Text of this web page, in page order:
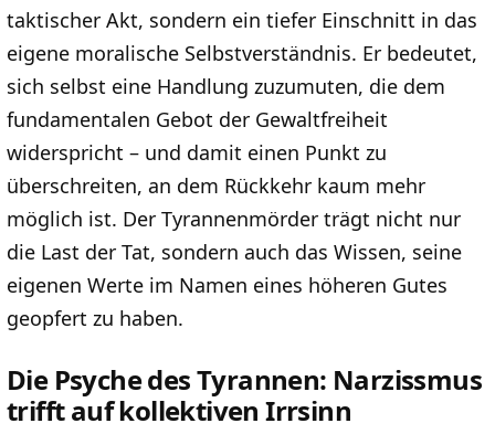
taktischer Akt, sondern ein tiefer Einschnitt in das
eigene moralische Selbstverständnis. Er bedeutet,
sich selbst eine Handlung zuzumuten, die dem
fundamentalen Gebot der Gewaltfreiheit
widerspricht – und damit einen Punkt zu
überschreiten, an dem Rückkehr kaum mehr
möglich ist. Der Tyrannenmörder trägt nicht nur
die Last der Tat, sondern auch das Wissen, seine
eigenen Werte im Namen eines höheren Gutes
geopfert zu haben.
Die Psyche des Tyrannen: Narzissmus
trifft auf kollektiven Irrsinn